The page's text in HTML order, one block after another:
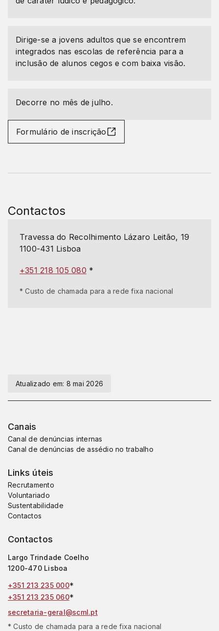
Dirige-se a jovens adultos que se encontrem
integrados nas escolas de referência para a
inclusão de alunos cegos e com baixa visão.
Decorre no mês de julho.
Formulário de inscrição
Contactos
Travessa do Recolhimento Lázaro Leitão, 19
1100-431 Lisboa
+351 218 105 080 *
* Custo de chamada para a rede fixa nacional
Atualizado em: 8 mai 2026
Canais
Canal de denúncias internas
Canal de denúncias de assédio no trabalho
Links úteis
Recrutamento
Voluntariado
Sustentabilidade
Contactos
Contactos
Largo Trindade Coelho
1200-470 Lisboa
+351 213 235 000*
+351 213 235 060*
secretaria-geral@scml.pt
* Custo de chamada para a rede fixa nacional